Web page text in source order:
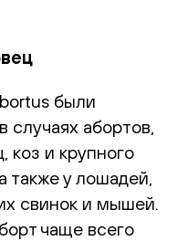
были
абортов,
коз и крупного
также у лошадей,
свинок и мышей.
чаще всего